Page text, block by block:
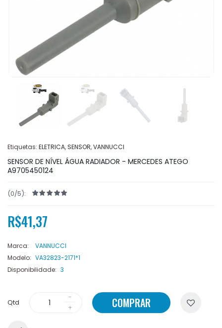
Etiquetas: ELETRICA, SENSOR,VANNUCCI
SENSOR DE NÍVEL ÁGUA RADIADOR - MERCEDES ATEGO
A9705450124
(0/5):
R$41,37
Marca:
VANNUCCI
Modelo: VA32823-2171*1
Disponibilidade: 3
Qtd COMPRAR